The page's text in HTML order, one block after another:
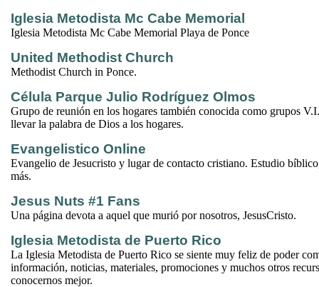
Iglesia Metodista Mc Cabe Memorial
Iglesia Metodista Mc Cabe Memorial Playa de Ponce
United Methodist Church
Methodist Church in Ponce.
Célula Parque Julio Rodríguez Olmos
Grupo de reunión en los hogares también conocida como grupos
llevar la palabra de Dios a los hogares.
Evangelistico Online
Evangelio de Jesucristo y lugar de contacto cristiano. Estudio
más.
Jesus Nuts #1 Fans
Una página devota a aquel que murió por nosotros, JesusCristo.
Iglesia Metodista de Puerto Rico
La Iglesia Metodista de Puerto Rico se siente muy feliz de poder
información, noticias, materiales, promociones y muchos otros
conocernos mejor.